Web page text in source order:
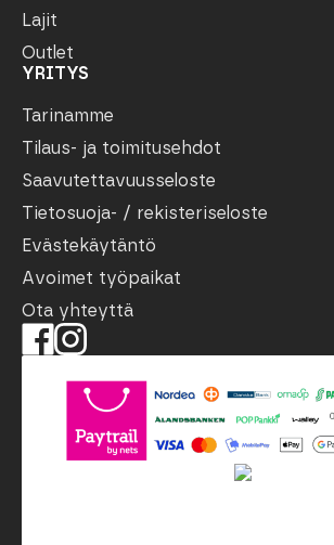
Lajit
Outlet
YRITYS
Tarinamme
Tilaus- ja toimitusehdot
Saavutettavuusseloste
Tietosuoja- / rekisteriseloste
Evästekäytäntö
Avoimet työpaikat
Ota yhteyttä